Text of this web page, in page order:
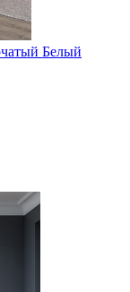
Белый